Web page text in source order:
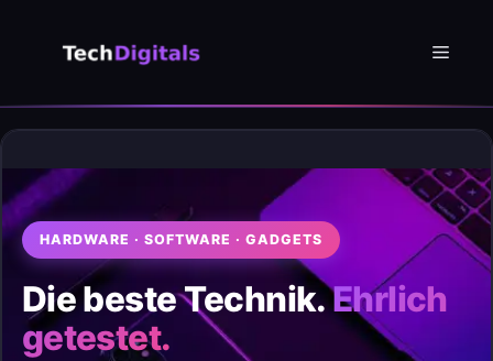
Menü
HARDWARE · SOFTWARE · GADGETS
Die beste Technik.Ehrlich
getestet.